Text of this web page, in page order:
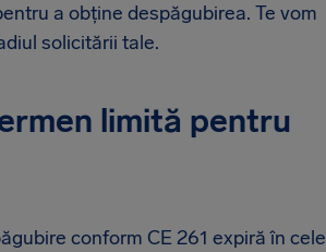
a obține despăgubirea. Te vom
solicitării tale.
limită pentru
conform CE 261 expiră în cele